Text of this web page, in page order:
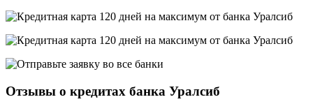
Отзывы о кредитах банка Уралсиб